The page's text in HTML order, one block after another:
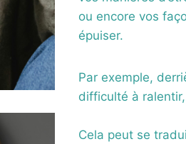
ou encore vos
épuiser.
Par exemple,
difficulté à
Cela peut se